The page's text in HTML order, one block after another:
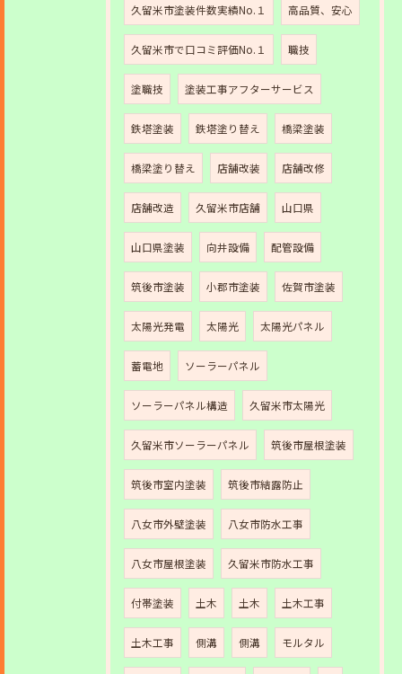
久留米市塗装件数実績No.１ 高品質、安心
久留米市で口コミ評価No.１ 職技
塗職技 塗装工事アフターサービス
鉄塔塗装 鉄塔塗り替え 橋梁塗装
橋梁塗り替え 店舗改装 店舗改修
店舗改造 久留米市店舗 山口県
山口県塗装 向井設備 配管設備
筑後市塗装 小郡市塗装 佐賀市塗装
太陽光発電 太陽光 太陽光パネル
蓄電地 ソーラーパネル
ソーラーパネル構造 久留米市太陽光
久留米市ソーラーパネル 筑後市屋根塗装
筑後市室内塗装 筑後市結露防止
八女市外壁塗装 八女市防水工事
八女市屋根塗装 久留米市防水工事
付帯塗装 土木 土木 土木工事
土木工事 側溝 側溝 モルタル